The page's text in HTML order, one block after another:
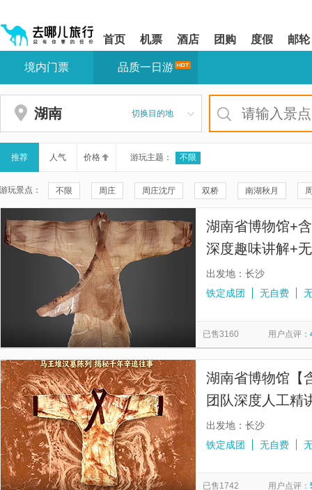
shift+enter
网
导
盲
导
模
式
您
站
区,
本
有
6
个
模
块,
首页 机票 酒店 团购 度假 邮轮
您
站
区
境内门票 品质一日游
湖南 切换目的地
推荐 人气 价格 游玩主题： 不限
游玩景点： 不限 周庄 周庄沈厅 双桥 南湖秋月
佛山市祖庙博物馆
寒山寺 湖南省博物馆 南风古灶 平江路历史街区
南泥湾风景区
澳门本地玩乐 南粤苑 北京知青旧居
爱晚亭 庐山风景名胜区
香炉峰 五老峰景区 观音
南湖 周庄古戏台
湖南省博物馆+
深度趣味讲解+
出发地：长沙
铁定成团
无自费
已售3160 用户点评：
湖南省博物馆【
团队深度人工精
出发地：长沙
铁定成团
无自费
已售1742 用户点评：